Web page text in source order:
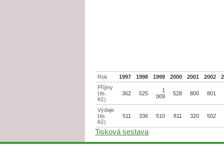
Rok 1997 1998 1999 2000 2001 2002
Příjmy
(tis.
Kč)
362 525
1
009
528 800 801
Výdaje
(tis.
Kč)
511 336 510 811 320 502
Tisková sestava